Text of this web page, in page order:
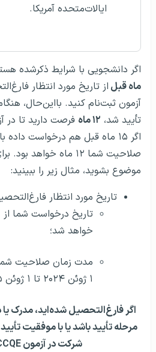
ایالات‌متحده آمریکا.
اگر دانشجویی با شرایط ذکرشده
ماه قبل از تاریخ مورد انتظار
آزمون ثبت‌نام کنید. بااین‌حال،
تأیید شد، ۱۲ ماه
فرصت دارید تا در
اگر ۱۵ ماه قبل هم درخواست
صلاحیت شما ۱۲ ماه
موضوع بشوید، مثال زیر را ببینید:
تاریخ مورد انتظار فارغ‌التحصیلی: ۱ ژوئن
خواهد شد؛
مدت زمان صلاحیت شما
۱ ژوئن ۲۰۲۴ تا ۱ ژوئن ۲۰۲۵ خواهد بود.
اگر فارغ‌التحصیل شده‌اید، مدرک یا
مرحله تأیید باشد یا با موفقیت
شرکت در آزمون MCCQE شوید.